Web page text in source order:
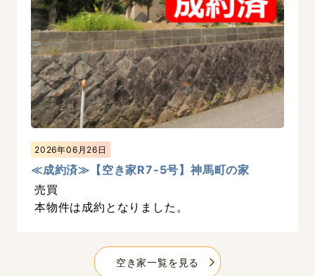
2026年06月26日
≪成約済≫【空き家R7-5号】神馬町の家
売買
本物件は成約となりました。
空き家一覧を見る